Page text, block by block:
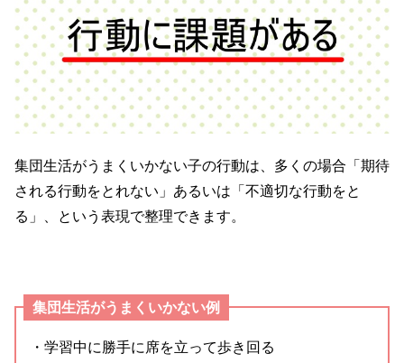
集団生活がうまくいかない子の行動は、多くの場合「期待
される行動をとれない」あるいは「不適切な行動をと
る」、という表現で整理できます。
集団生活がうまくいかない例
・学習中に勝手に席を立って歩き回る